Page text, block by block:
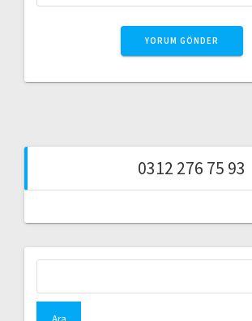
0312 276 75 93